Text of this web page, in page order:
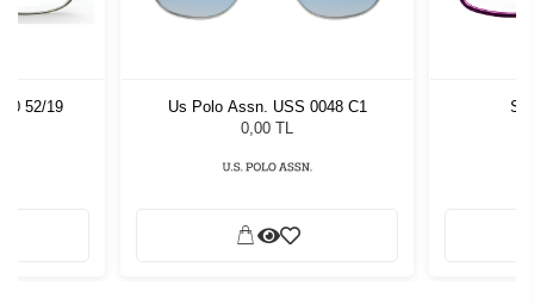
52/19
Us Polo Assn. USS 0048 C1
0,00 TL